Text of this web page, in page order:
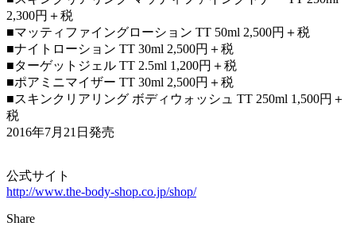
2,300円＋税
■マッティファイングローション TT 50ml 2,500円＋税
■ナイトローション TT 30ml 2,500円＋税
■ターゲットジェル TT 2.5ml 1,200円＋税
■ポアミニマイザー TT 30ml 2,500円＋税
■スキンクリアリング ボディウォッシュ TT 250ml 1,500円＋
税
2016年7月21日発売
公式サイト
http://www.the-body-shop.co.jp/shop/
Share